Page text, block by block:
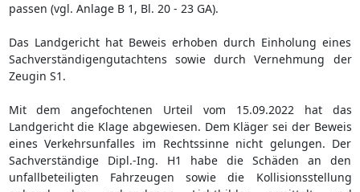
passen (vgl. Anlage B 1, Bl. 20 - 23 GA).
Das Landgericht hat Beweis erhoben durch Einholung eines
Sachverständigengutachtens sowie durch Vernehmung der
Zeugin S1.
Mit dem angefochtenen Urteil vom 15.09.2022 hat das
Landgericht die Klage abgewiesen. Dem Kläger sei der Beweis
eines Verkehrsunfalles im Rechtssinne nicht gelungen. Der
Sachverständige Dipl.-Ing. H1 habe die Schäden an den
unfallbeteiligten Fahrzeugen sowie die Kollisionsstellung